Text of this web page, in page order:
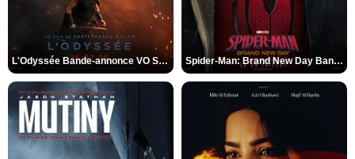
L'Odyssée Bande-annonce VO STFR Spider-Man: Brand New Day Bande-annonce VO STFR